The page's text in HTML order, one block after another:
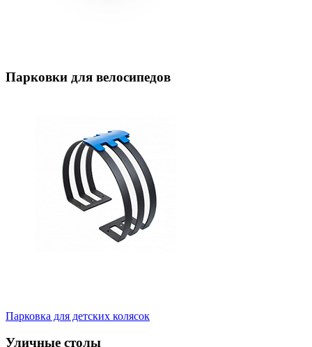
Парковки для велосипедов
Парковка для детских колясок
Уличные столы